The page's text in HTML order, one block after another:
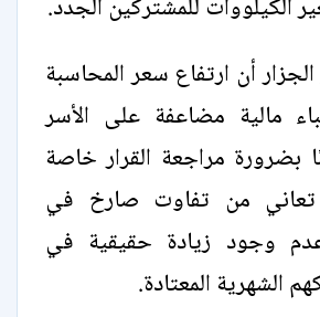
الكيلووات للمشتركين الجدد.
الجزار أن ارتفاع سعر المحاسبة
مالية مضاعفة على الأسر
بضرورة مراجعة القرار خاصة
تعاني من تفاوت صارخ في
وجود زيادة حقيقية في
الشهرية المعتادة.